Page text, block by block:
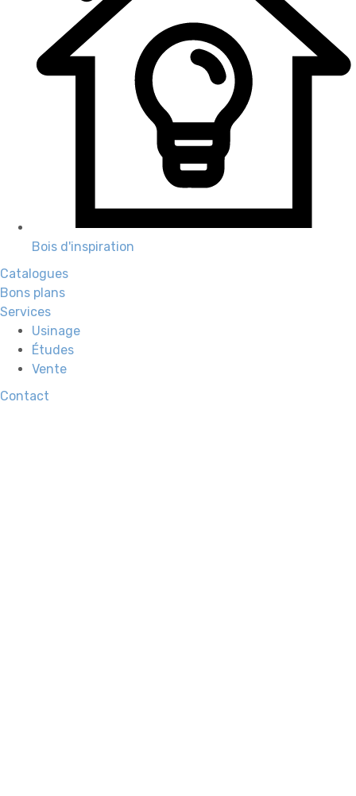
Bois d'inspiration
Catalogues
Bons plans
Services
Usinage
Études
Vente
Contact